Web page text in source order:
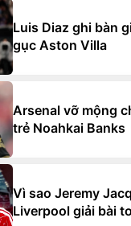
Luis Diaz ghi bàn
gục Aston Villa
Arsenal vỡ mộng
trẻ Noahkai Banks
Vì sao Jeremy
Liverpool giải bài